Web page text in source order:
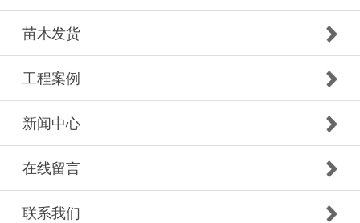
苗木发货
工程案例
新闻中心
在线留言
联系我们